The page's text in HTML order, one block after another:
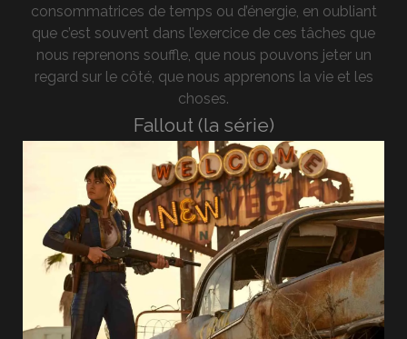
consommatrices de temps ou d’énergie, en oubliant
que c’est souvent dans l’exercice de ces tâches que
nous reprenons souffle, que nous pouvons jeter un
regard sur le côté, que nous apprenons la vie et les
choses.
Fallout (la série)